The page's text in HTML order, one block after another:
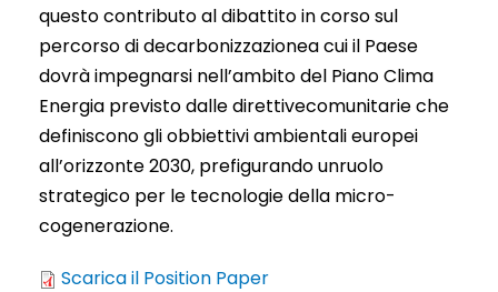
questo contributo al dibattito in corso sul
percorso di decarbonizzazionea cui il Paese
dovrà impegnarsi nell’ambito del Piano Clima
Energia previsto dalle direttivecomunitarie che
definiscono gli obbiettivi ambientali europei
all’orizzonte 2030, prefigurando unruolo
strategico per le tecnologie della micro-
cogenerazione.
Scarica il Position Paper